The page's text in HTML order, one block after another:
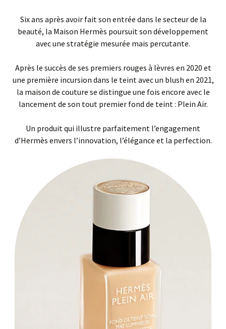
Six ans après avoir fait son entrée dans le secteur de la
beauté, la Maison Hermès poursuit son développement
avec une stratégie mesurée mais percutante.
Après le succès de ses premiers rouges à lèvres en 2020 et
une première incursion dans le teint avec un blush en 2021,
la maison de couture se distingue une fois encore avec le
lancement de son tout premier fond de teint : Plein Air.
Un produit qui illustre parfaitement l’engagement
d’Hermès envers l’innovation, l’élégance et la perfection.